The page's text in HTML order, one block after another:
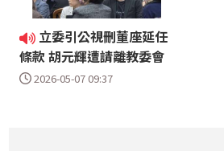
立委引公視刪董座延任
條款 胡元輝遭請離教委會
2026-05-07 09:37